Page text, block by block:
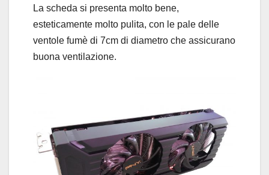
La scheda si presenta molto bene,
esteticamente molto pulita, con le pale delle
ventole fumè di 7cm di diametro che assicurano
buona ventilazione.